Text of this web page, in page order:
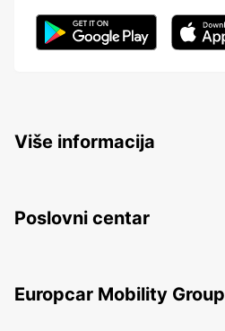
Više informacija
Poslovni centar
Europcar Mobility Group